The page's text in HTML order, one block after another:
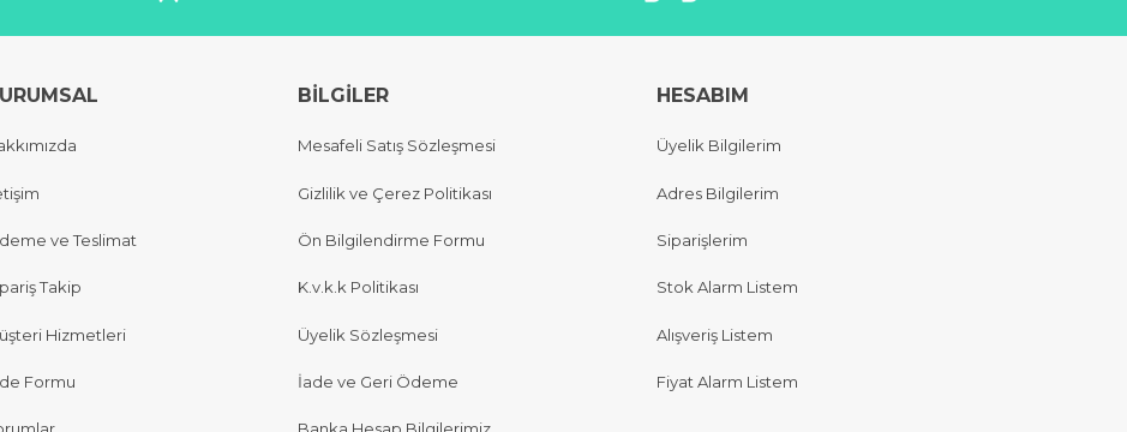
ve Teslimat
Takip
Hizmetleri
Formu
BİLGİLER
Mesafeli Satış Sözleşmesi
Gizlilik ve Çerez Politikası
Ön Bilgilendirme Formu
K.v.k.k Politikası
Üyelik Sözleşmesi
İade ve Geri Ödeme
HESABIM
Üyelik Bilgilerim
Adres Bilgilerim
Siparişlerim
Stok Alarm Listem
Alışveriş Listem
Fiyat Alarm Listem